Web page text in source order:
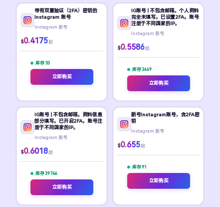
带有双重验证（2FA）密钥的
Instagram 账号
Instagram 新号
$0.4175 起
库存 53
立即购买
IG账号 | 不包含邮箱。个人资料
完全未填写。已设置2FA。账号
注册于不同国家的IP。
Instagram 新号
$0.5586 起
库存 3669
立即购买
IG账号 | 不包含邮箱。资料信息
部分填写。已开启2FA。账号注
册于不同国家的IP。
Instagram 新号
$0.6018 起
库存 39746
立即购买
新号Instagram账号，含2FA密
钥
Instagram 新号
$0.655 起
库存 91
立即购买